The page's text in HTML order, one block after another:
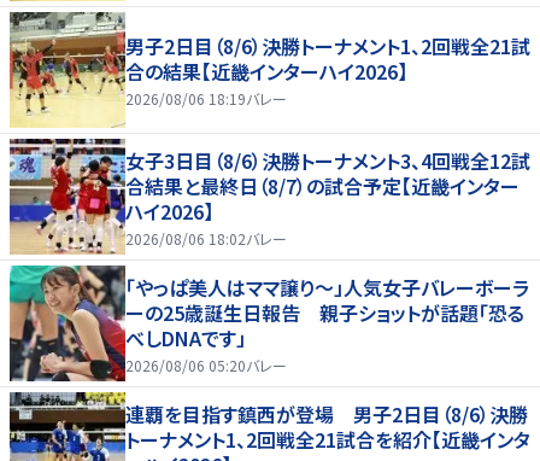
男子2日目（8/6）決勝トーナメント1、2回戦全21試
合の結果【近畿インターハイ2026】
2026/08/06 18:19バレー
女子3日目（8/6）決勝トーナメント3、4回戦全12試
合結果と最終日（8/7）の試合予定【近畿インター
ハイ2026】
2026/08/06 18:02バレー
「やっぱ美人はママ譲り～」人気女子バレーボーラ
ーの25歳誕生日報告 親子ショットが話題「恐る
べしDNAです」
2026/08/06 05:20バレー
連覇を目指す鎮西が登場 男子2日目（8/6）決勝
トーナメント1、2回戦全21試合を紹介【近畿インタ